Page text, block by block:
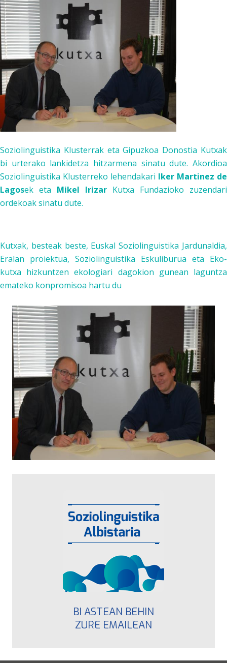
Soziolinguistika Klusterrak etaGipuzkoa Donostia Kutxak
bi urterako lankidetza hitzarmena sinatu dute. Akordioa
Soziolinguistika Klusterreko lehendakari Iker Martinez de
Lagosek eta Mikel Irizar Kutxa Fundazioko zuzendari
ordekoak sinatu dute.
Kutxak, besteak beste, Euskal Soziolinguistika Jardunaldia,
Eralan proiektua, Soziolinguistika Eskuliburua eta Eko-
kutxa hizkuntzen ekologiari dagokion gunean laguntza
emateko konpromisoa hartu du
BI ASTEAN BEHIN
ZURE EMAILEAN